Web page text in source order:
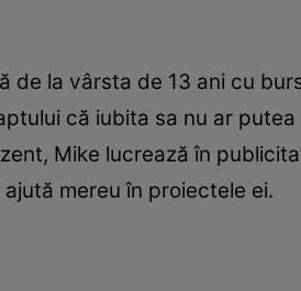
de la vârsta de 13 ani cu
că iubita sa nu ar
Mike lucrează în
mereu în proiectele ei.